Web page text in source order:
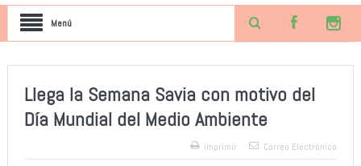
Menú
Llega la Semana Savia con motivo del
Día Mundial del Medio Ambiente
Imprimir Correo Electrónico